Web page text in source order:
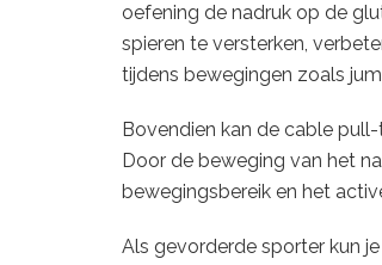
oefening de nadruk op de
spieren te versterken,
tijdens bewegingen zoals
Bovendien kan de cable
Door de beweging van het
bewegingsbereik en het
Als gevorderde sporter kun